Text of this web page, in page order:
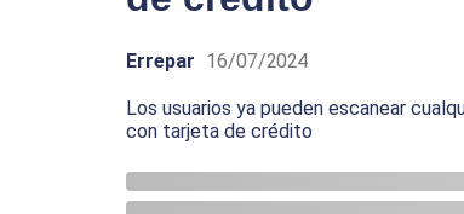
Errepar 16/07/2024
Los usuarios ya pueden escanear
con tarjeta de crédito